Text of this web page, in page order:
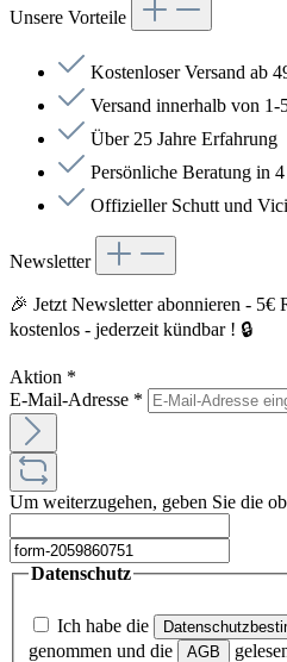
Unsere Vorteile
Kostenloser Versand ab
Versand innerhalb von 1-
Über 25 Jahre Erfahrung
Persönliche Beratung in 4
Offizieller Schutt und
Newsletter
🎉 Jetzt Newsletter abonnieren - 5€
kostenlos - jederzeit kündbar ! 🔒
Aktion *
E-Mail-Adresse *
Um weiterzugehen, geben Sie die
Datenschutz
Ich habe die
genommen und die
AGB